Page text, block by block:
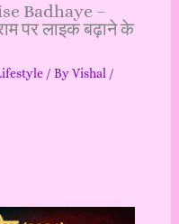
Badhaye –
पर लाइक बढ़ाने के
/ ByVishal /